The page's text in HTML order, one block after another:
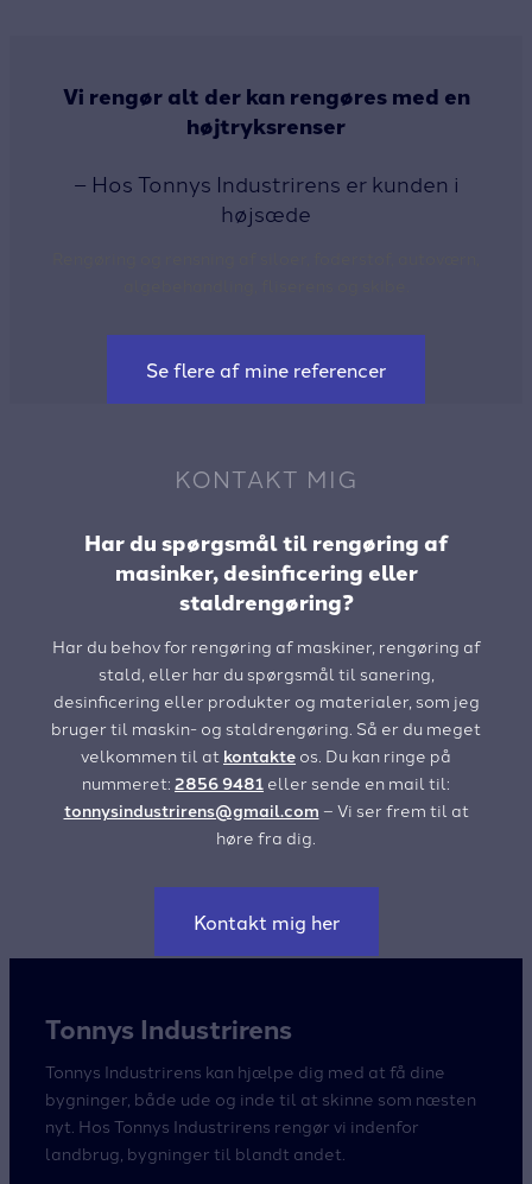
Vi rengør alt der kan rengøres med en
højtryksrenser
– Hos Tonnys Industrirens er kunden i
højsæde
Se flere af mine referencer
KONTAKT MIG
Har du spørgsmål til rengøring af
masinker, desinficering eller
staldrengøring?
Har du behov for rengøring af maskiner, rengøring af
stald, eller har du spørgsmål til sanering,
desinficering eller produkter og materialer, som jeg
bruger til maskin- og staldrengøring. Så er du meget
velkommen til at kontakte os. Du kan ringe på
nummeret: 2856 9481 eller sende en mail til:
tonnysindustrirens@gmail.com – Vi ser frem til at
høre fra dig.
Kontakt mig her
Tonnys Industrirens
Tonnys Industrirens kan hjælpe dig med at få dine
bygninger, både ude og inde til at skinne som næsten
nyt. Hos Tonnys Industrirens rengør vi indenfor
landbrug, bygninger til blandt andet.